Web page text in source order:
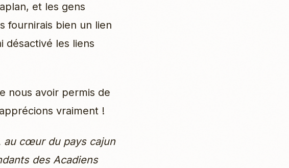
et les gens
fournirais bien un lien
désactivé les liens
nous avoir permis de
vraiment !
au cœur du pays cajun
des Acadiens